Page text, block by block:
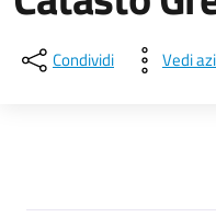
Condividi Vedi